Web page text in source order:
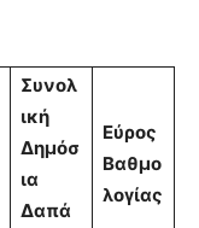
Συνολ
ική
Δημόσ
ια
Δαπά
Εύρος
Βαθμο
λογίας